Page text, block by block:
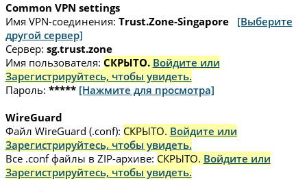
Common VPN settings
Имя VPN-соединения: Trust.Zone-Singapore
[Выберите
другой сервер]
Сервер: sg.trust.zone
Имя пользователя: СКРЫТО. Войдите или
Зарегистрируйтесь, чтобы увидеть.
Пароль: ***** [Нажмите для просмотра]
WireGuard
Файл WireGuard (.conf): СКРЫТО. Войдите или
Зарегистрируйтесь, чтобы увидеть.
Все .conf файлы в ZIP-архиве: СКРЫТО. Войдите или
Зарегистрируйтесь, чтобы увидеть.